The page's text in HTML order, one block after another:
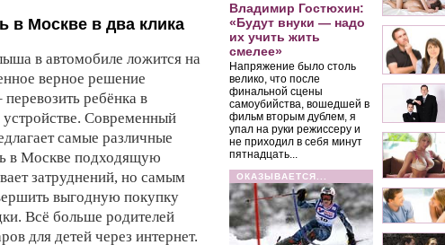
Владимир Гостюхин:
«Будут внуки — надо
их учить жить
смелее»
Напряжение было столь
велико, что после
финальной сцены
самоубийства, вошедшей в
фильм вторым дублем, я
упал на руки режиссеру и
не приходил в себя минут
пятнадцать...
ОКАЗЫВАЕТСЯ...
в Москве в два клика
в автомобиле ложится на
верное решение
ребёнка в
Современный
самые различные
в Москве подходящую
затруднений, но самым
выгодную покупку
Всё больше родителей
для детей через интернет.